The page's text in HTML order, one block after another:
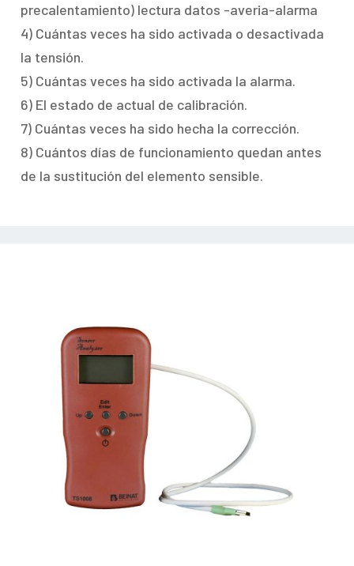
precalentamiento) lectura datos -averia-alarma
4) Cuántas veces ha sido activada o desactivada
la tensión.
5) Cuántas veces ha sido activada la alarma.
6) El estado de actual de calibración.
7) Cuántas veces ha sido hecha la corrección.
8) Cuántos días de funcionamiento quedan antes
de la sustitución del elemento sensible.